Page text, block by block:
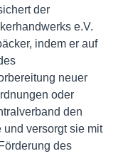
der
e.V.
indem er auf
neuer
oder
den
versorgt sie mit
des